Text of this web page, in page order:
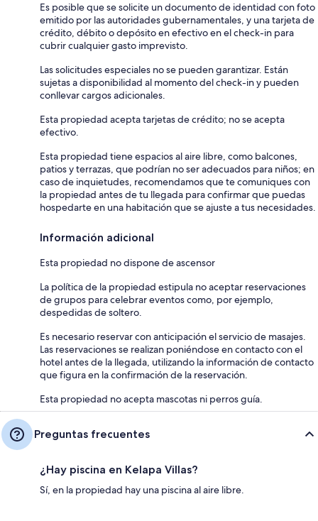
Es posible que se solicite un documento de identidad con foto
emitido por las autoridades gubernamentales, y una tarjeta de
crédito, débito o depósito en efectivo en el check-in para
cubrir cualquier gasto imprevisto.
Las solicitudes especiales no se pueden garantizar. Están
sujetas a disponibilidad al momento del check-in y pueden
conllevar cargos adicionales.
Esta propiedad acepta tarjetas de crédito; no se acepta
efectivo.
Esta propiedad tiene espacios al aire libre, como balcones,
patios y terrazas, que podrían no ser adecuados para niños; en
caso de inquietudes, recomendamos que te comuniques con
la propiedad antes de tu llegada para confirmar que puedas
hospedarte en una habitación que se ajuste a tus necesidades.
Información adicional
Esta propiedad no dispone de ascensor
La política de la propiedad estipula no aceptar reservaciones
de grupos para celebrar eventos como, por ejemplo,
despedidas de soltero.
Es necesario reservar con anticipación el servicio de masajes.
Las reservaciones se realizan poniéndose en contacto con el
hotel antes de la llegada, utilizando la información de contacto
que figura en la confirmación de la reservación.
Esta propiedad no acepta mascotas ni perros guía.
Preguntas frecuentes
¿Hay piscina en Kelapa Villas?
Sí, en la propiedad hay una piscina al aire libre.